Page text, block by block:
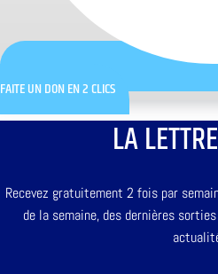
FAITE UN DON EN 2 CLICS
LA
Recevez gratuitement 2 fois par
de la semaine, des dernières